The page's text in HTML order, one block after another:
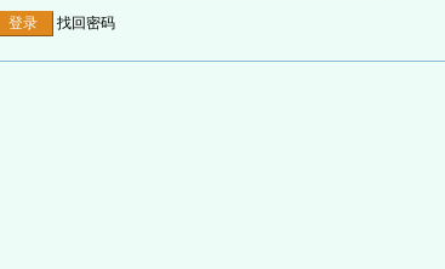
找回密码